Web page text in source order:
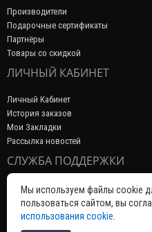
Производители
Подарочные сертификаты
Партнёры
Товары со скидкой
ЛИЧНЫЙ КАБИНЕТ
Личный Кабинет
История заказов
Мои Закладки
Рассылка новостей
СЛУЖБА ПОДДЕРЖКИ
Связаться с нами
Возврат товара
Карта сайта
Мы используем файлы cookie
пользоваться сайтом, вы
использования cookie